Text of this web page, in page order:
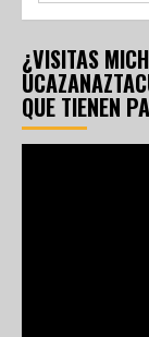
¿VISITAS
QUE TIENEN